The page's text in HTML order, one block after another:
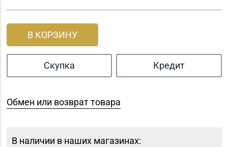
В КОРЗИНУ
Скупка Кредит
Обмен или возврат товара
В наличии в наших магазинах: